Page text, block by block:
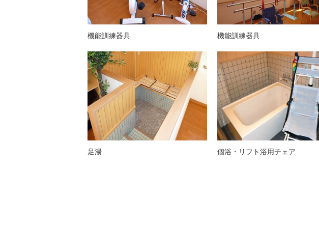
機能訓練器具 機能訓練器具
足湯 個浴・リフト浴用チェア